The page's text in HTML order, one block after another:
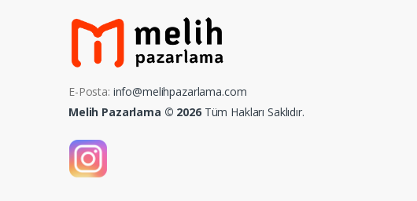
E-Posta: info@melihpazarlama.com
Melih Pazarlama © 2026Tüm Hakları Saklıdır.